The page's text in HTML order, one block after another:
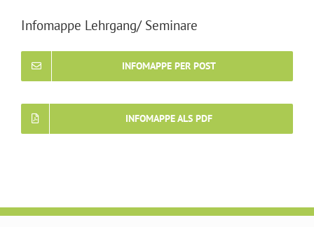
Infomappe Lehrgang/ Seminare
INFOMAPPE PER POST
INFOMAPPE ALS PDF